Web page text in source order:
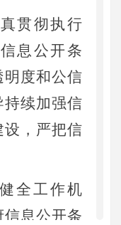
贯彻执行
息公开条
度和公信
持续加强信
设，严把信
全工作机
息公开条